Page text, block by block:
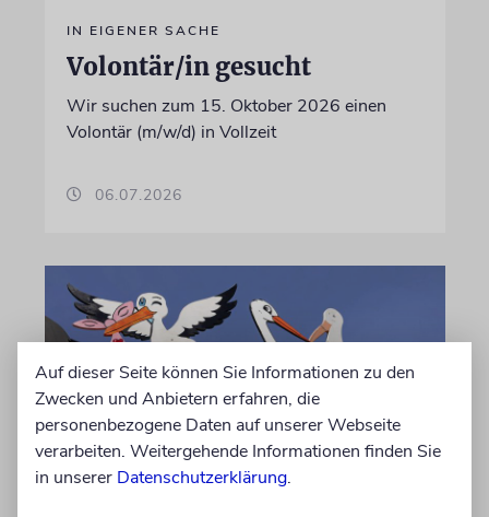
IN EIGENER SACHE
Volontär/in gesucht
Wir suchen zum 15. Oktober 2026 einen
Volontär (m/w/d) in Vollzeit
06.07.2026
Auf dieser Seite können Sie Informationen zu den
Zwecken und Anbietern erfahren, die
personenbezogene Daten auf unserer Webseite
verarbeiten. Weitergehende Informationen finden Sie
in unserer Datenschutzerklärung.